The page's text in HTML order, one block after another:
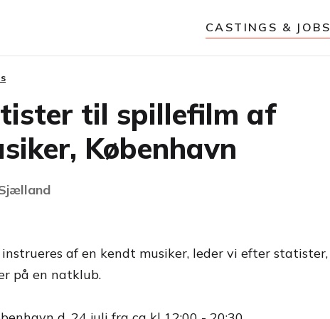
CASTINGS & JOBS
til spillefilm af
København
af en kendt musiker, leder vi efter statister,
på en natklub.